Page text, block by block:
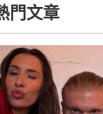
門文章